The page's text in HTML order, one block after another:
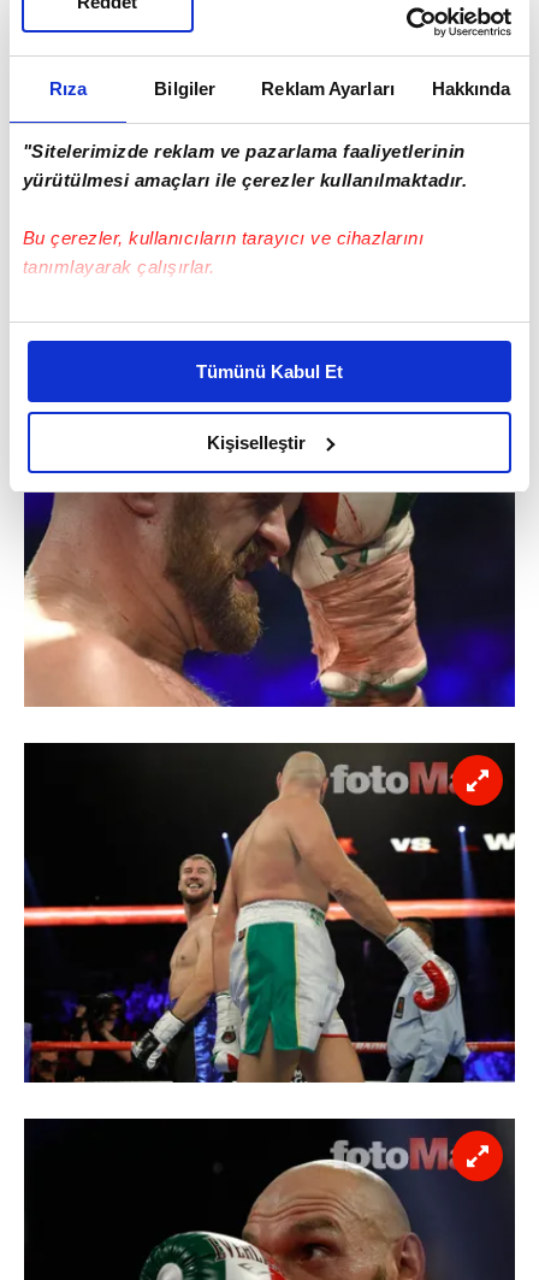
Rıza Bilgiler Reklam Ayarları Hakkında
"Sitelerimizde reklam ve pazarlama faaliyetlerinin
yürütülmesi amaçları ile çerezler kullanılmaktadır.
Bu çerezler, kullanıcıların tarayıcı ve cihazlarını
tanımlayarak çalışırlar.
Bu çerezlere izin vermeniz halinde sizlere özel
daha iyi reklam deneyimi yaşatabiliriz. Bunu yaparken
amacımızın size daha iyi bir reklam deneyimi sunmak
olduğunu ve sizlere en iyi içerikleri sunabilmek adına
elimizden gelen çabayı gösterdiğimizi ve bu noktada,
reklamların maliyetlerimizi karşılamak noktasında tek gelir
kalemimiz olduğunu sizlere hatırlatmak isteriz.
Her halükârda, kullanıcılar, bu çerezlere izin vermedikleri
takdirde, kullanıcılara hedefli reklamlar
gösterilmeyecektir."
Sizlere daha iyi bir hizmet sunabilmek için İnternet
kullanılmaktadır. Bu çerezler vasıtasıyla çeşitli kişisel
verileriniz işlenmekte olup gerekli olan çerezler bilgi
toplumu hizmetlerinin sunulması amacıyla
kullanılmaktadır. Diğer çerezler, sitemizin daha işlevsel
kılınması ve kişiselleştirilmesi ve sizlere yönelik
reklam/pazarlama faaliyetlerinin yapılması, amaçlarıyla
sınırlı olarak açık rızanız dahilinde kullanılacaktır.
Çerezlere ilişkin tercihlerinizi aşağıda yer alan panel
vasıtasıyla belirleyebilirsiniz. Çerezlere ilişkin detaylı bilgi
için Ayarlar butonuna tıklayabilir,Çerez Bilgilendirme
Metnimizi
ziyaret edebilirsiniz.
6698 sayılı Kişisel Verilerin Korunması Kanunu uyarınca
hazırlanmış Aydınlatma Metnimizi okumak ve sitemizde
ilgili mevzuata uygun olarak kullanılan çerezlerle ilgili bilgi
tıklayınız.
Tümünü Kabul Et
Kişiselleştir